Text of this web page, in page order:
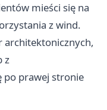
mieści się na
z wind.
architektonicznych,
z
po prawej stronie